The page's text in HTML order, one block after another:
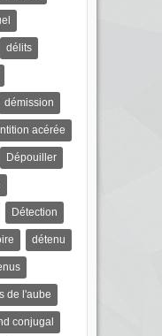
délits
démission
acérée
Dépouiller
Détection
détenu
de l'aube
conjugal